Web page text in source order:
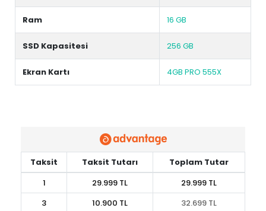
Ram 16 GB
SSD Kapasitesi 256 GB
Ekran Kartı 4GB PRO 555X
Taksit Taksit Tutarı
Toplam Tutar
1
29.999 TL
29.999 TL
3
10.900 TL
32.699 TL